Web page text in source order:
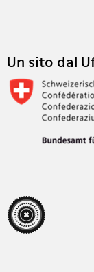
Un sito dal